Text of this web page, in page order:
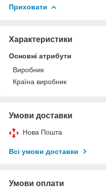
Приховати
Характеристики
Основні атрибути
Виробник
Країна виробник
Умови доставки
Нова Пошта
Всі умови доставки
Умови оплати